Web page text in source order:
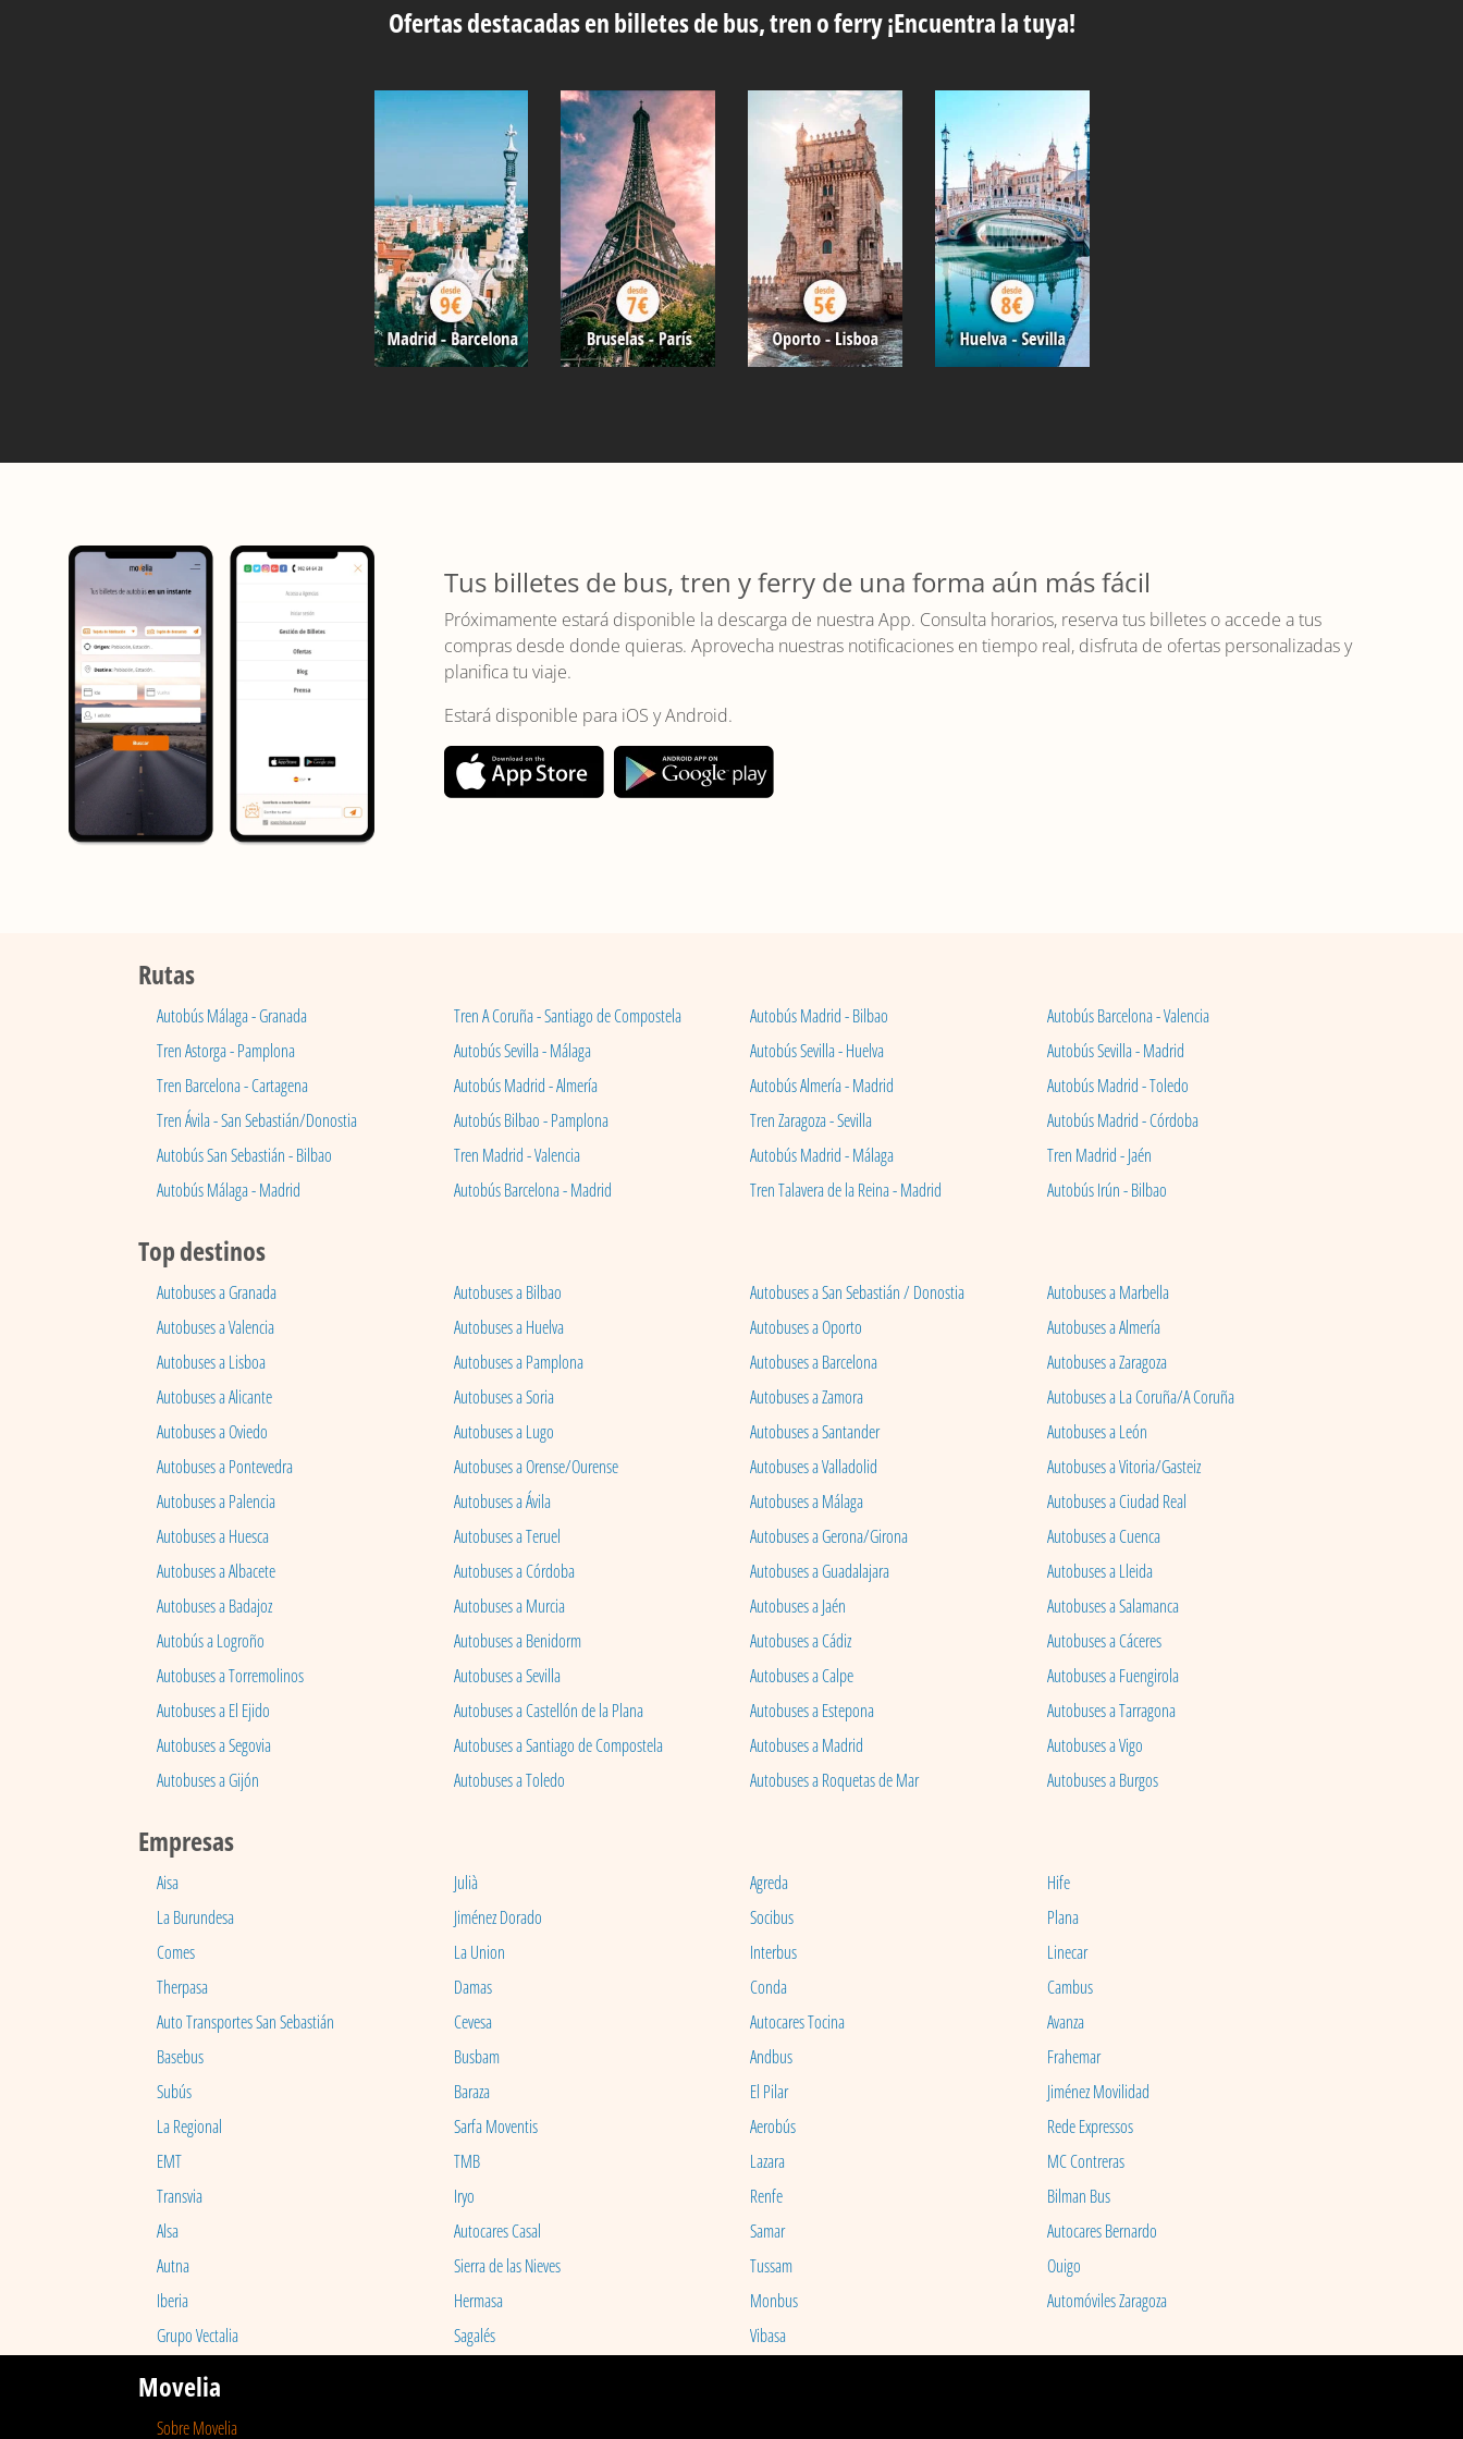
Ofertas destacadas en billetes de bus, tren o ferry ¡Encuentra la tuya!
Tus billetes de bus, tren y ferry de una forma aún más fácil
Próximamente estará disponible la descarga de nuestra App. Consulta horarios, reserva tus billetes o accede a tus
compras desde donde quieras. Aprovecha nuestras notificaciones en tiempo real, disfruta de ofertas personalizadas y
planifica tu viaje.
Estará disponible para iOS y Android.
Rutas
Autobús Málaga - Granada Tren A Coruña - Santiago de Compostela Autobús Madrid - Bilbao
Autobús Barcelona - Valencia
Tren Astorga - Pamplona
Autobús Sevilla - Málaga Autobús Sevilla - Huelva
Autobús Sevilla - Madrid
Tren Barcelona - Cartagena
Autobús Madrid - Almería Autobús Almería - Madrid
Autobús Madrid - Toledo
Tren Ávila - San Sebastián/Donostia
Autobús Bilbao - Pamplona Tren Zaragoza - Sevilla
Autobús Madrid - Córdoba
Autobús San Sebastián - Bilbao
Tren Madrid - Valencia Autobús Madrid - Málaga
Tren Madrid - Jaén
Autobús Málaga - Madrid
Autobús Barcelona - Madrid Tren Talavera de la Reina - Madrid Autobús Irún - Bilbao
Top destinos
Autobuses a Granada Autobuses a Bilbao Autobuses a San Sebastián / Donostia
Autobuses a Marbella
Autobuses a Valencia
Autobuses a Huelva Autobuses a Oporto
Autobuses a Almería
Autobuses a Lisboa
Autobuses a Pamplona Autobuses a Barcelona
Autobuses a Zaragoza
Autobuses a Alicante
Autobuses a Soria Autobuses a Zamora
Autobuses a La Coruña/A Coruña
Autobuses a Oviedo
Autobuses a Lugo Autobuses a Santander
Autobuses a León
Autobuses a Pontevedra
Autobuses a Orense/Ourense Autobuses a Valladolid
Autobuses a Vitoria/Gasteiz
Autobuses a Palencia
Autobuses a Ávila Autobuses a Málaga
Autobuses a Ciudad Real
Autobuses a Huesca
Autobuses a Teruel Autobuses a Gerona/Girona
Autobuses a Cuenca
Autobuses a Albacete
Autobuses a Córdoba Autobuses a Guadalajara
Autobuses a Lleida
Autobuses a Badajoz
Autobuses a Murcia Autobuses a Jaén
Autobuses a Salamanca
Autobús a Logroño
Autobuses a Benidorm Autobuses a Cádiz
Autobuses a Cáceres
Autobuses a Torremolinos
Autobuses a Sevilla Autobuses a Calpe
Autobuses a Fuengirola
Autobuses a El Ejido
Autobuses a Castellón de la Plana Autobuses a Estepona
Autobuses a Tarragona
Autobuses a Segovia
Autobuses a Santiago de Compostela Autobuses a Madrid
Autobuses a Vigo
Autobuses a Gijón
Autobuses a Toledo Autobuses a Roquetas de Mar Autobuses a Burgos
Empresas
Aisa Julià Agreda
Hife
La Burundesa
Jiménez Dorado Socibus
Plana
Comes
La Union Interbus
Linecar
Therpasa
Damas Conda
Cambus
Auto Transportes San Sebastián
Cevesa Autocares Tocina
Avanza
Basebus
Busbam Andbus
Frahemar
Subús
Baraza El Pilar
Jiménez Movilidad
La Regional
Sarfa Moventis Aerobús
Rede Expressos
EMT
TMB Lazara
MC Contreras
Transvia
Iryo Renfe
Bilman Bus
Alsa
Autocares Casal Samar
Autocares Bernardo
Autna
Sierra de las Nieves Tussam
Ouigo
Iberia
Hermasa Monbus
Automóviles Zaragoza
Grupo Vectalia
Sagalés Vibasa
Movelia
Sobre Movelia